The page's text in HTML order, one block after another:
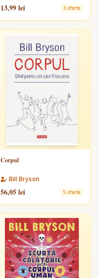
13,99 lei 3 oferte
Corpul
Bill Bryson
56,05 lei 5 oferte